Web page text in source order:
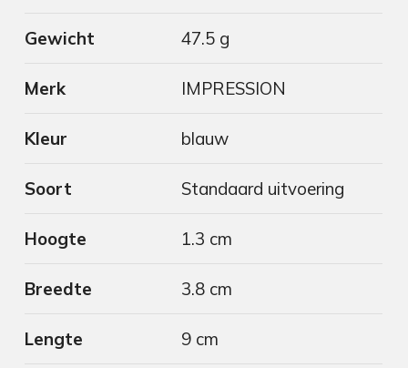
Gewicht 47.5 g
Merk IMPRESSION
Kleur blauw
Soort Standaard uitvoering
Hoogte 1.3 cm
Breedte 3.8 cm
Lengte 9 cm